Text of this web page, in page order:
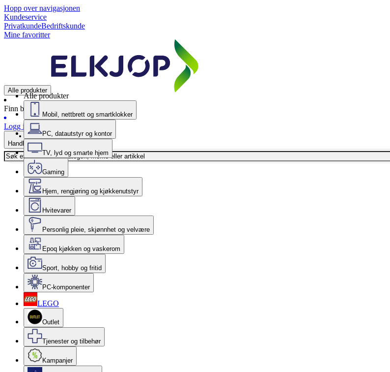
Hopp over navigasjonen
Kundeservice
PrivatkundeBedriftskunde
Mine favoritter
Alle produkter
Finn butikk
Logg inn
Handlekurv
Alle produkter
Mobil, nettbrett og smartklokker
PC, datautstyr og kontor
TV, lyd og smarte hjem
Gaming
Hjem, rengjøring og kjøkkenutstyr
Hvitevarer
Personlig pleie, skjønnhet og velvære
Epoq kjøkken og vaskerom
Sport, hobby og fritid
PC-komponenter
LEGO
Outlet
Tjenester og tilbehør
Kampanjer